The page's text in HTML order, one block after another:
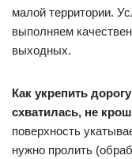
малой территории.
выполняем
выходных.
Как укрепить
схватилась, не
поверхность
нужно пролить